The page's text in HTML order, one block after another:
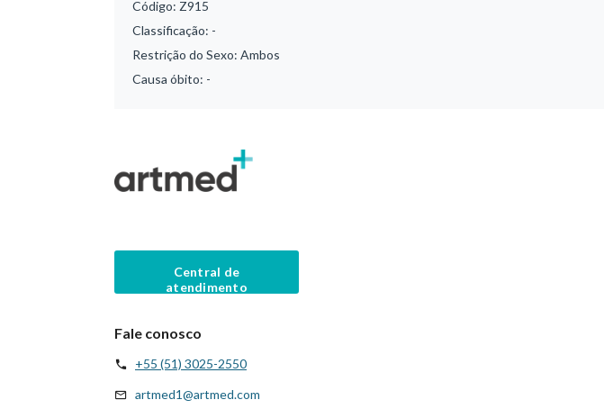
Código: Z915
Classificação: -
Restrição do Sexo: Ambos
Causa óbito: -
Central de
atendimento
Fale conosco
+55 (51) 3025-2550
artmed1@artmed.com